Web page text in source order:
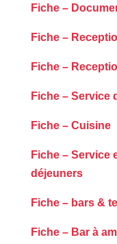
Fiche –
Fiche –
Fiche –
Fiche – Service
Fiche – Cuisine
Fiche – Service
déjeuners
Fiche – bars &
Fiche – Bar à